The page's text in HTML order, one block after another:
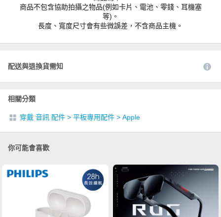
商品不包含協助拍攝之物品(例如卡片、電池、零錢、耳機塞
等)。
長度、寬度尺寸會有些微誤差，不含商品主機。
配送與退換貨需知
相關分類
穿戴 音訊 配件 > 平板專用配件 > Apple
你可能會喜歡